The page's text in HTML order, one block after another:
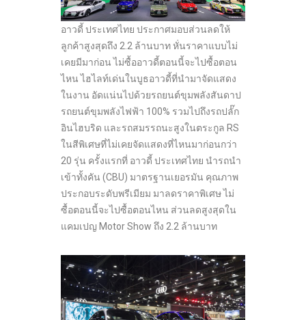
อาวดี้ ประเทศไทย ประกาศมอบส่วนลดให้
ลูกค้าสูงสุดถึง 2.2 ล้านบาท หั่นราคาแบบไม่
เคยมีมาก่อน ไม่ซื้ออาวดี้ตอนนี้จะไปซื้อตอน
ไหน ไฮไลท์เด่นในบูธอาวดี้ที่นำมาจัดแสดง
ในงาน อัดแน่นไปด้วยรถยนต์ขุมพลังสันดาป
รถยนต์ขุมพลังไฟฟ้า 100% รวมไปถึงรถปลั๊ก
อินไฮบริด และรถสมรรถนะสูงในตระกูล RS
ในสีพิเศษที่ไม่เคยจัดแสดงที่ไหนมาก่อนกว่า
20 รุ่น ครั้งแรกที่ อาวดี้ ประเทศไทย นำรถนำ
เข้าทั้งคัน (CBU) มาตรฐานเยอรมัน คุณภาพ
ประกอบระดับพรีเมียม มาลดราคาพิเศษ ไม่
ซื้อตอนนี้จะไปซื้อตอนไหน ส่วนลดสูงสุดใน
แคมเปญ Motor Show ถึง 2.2 ล้านบาท